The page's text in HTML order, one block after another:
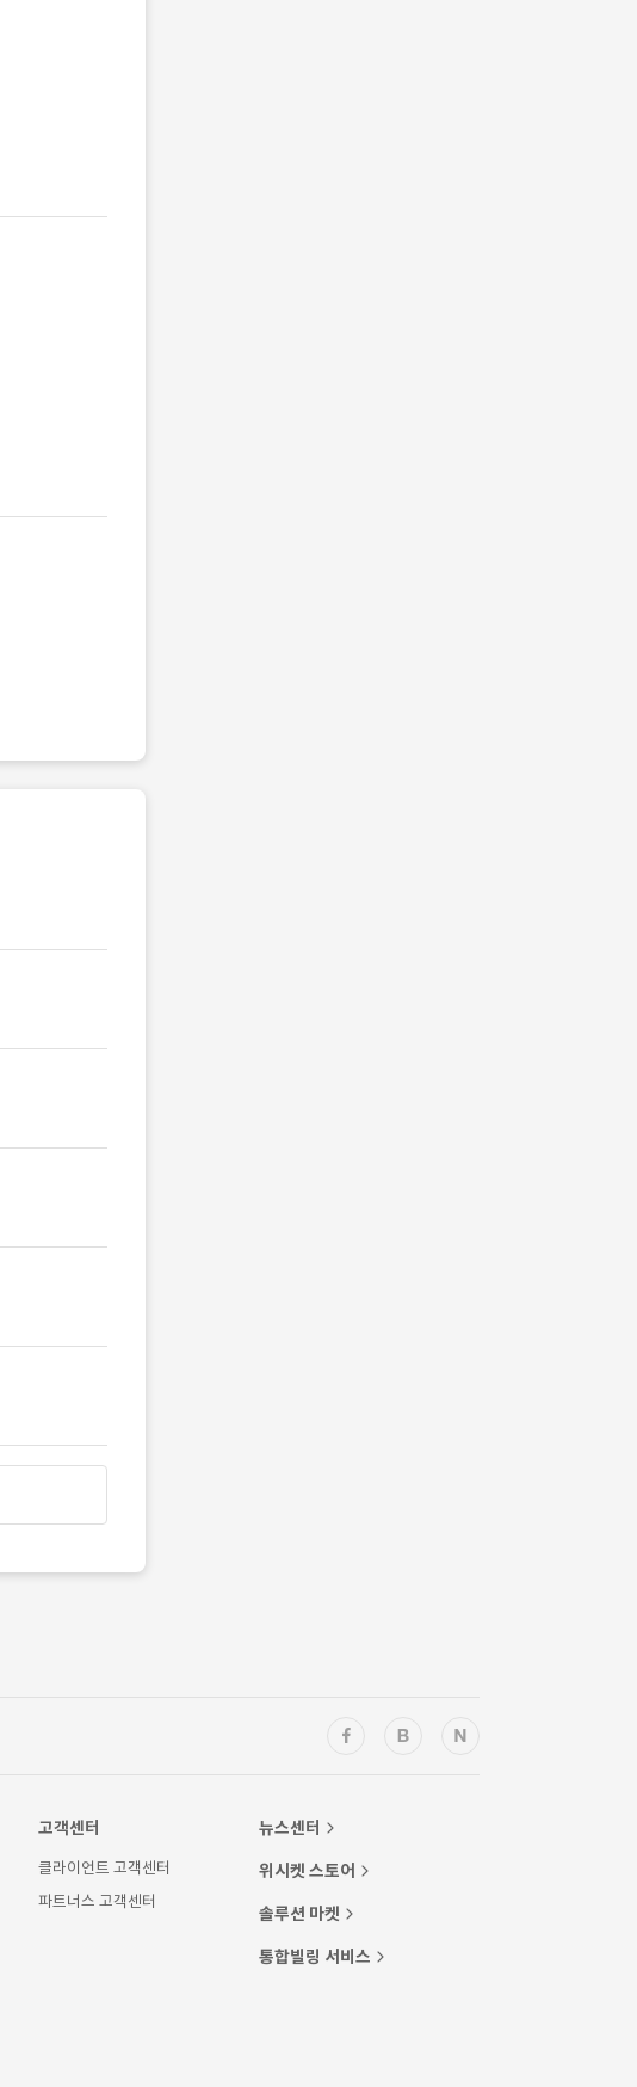
고객센터
클라이언트 고객센터
파트너스 고객센터
뉴스센터
위시켓 스토어
솔루션 마켓
통합빌링 서비스